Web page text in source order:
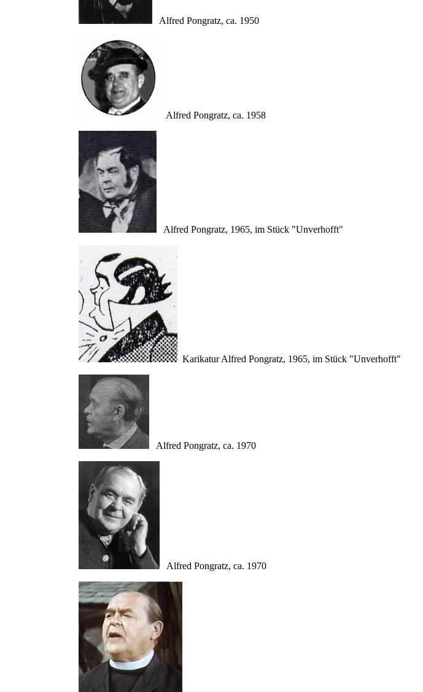
Alfred Pongratz, ca. 1950
Alfred Pongratz, ca. 1958
Alfred Pongratz, 1965, im Stück "Unverhofft"
Karikatur Alfred Pongratz, 1965, im Stück "Unverhofft"
Alfred Pongratz, ca. 1970
Alfred Pongratz, ca. 1970